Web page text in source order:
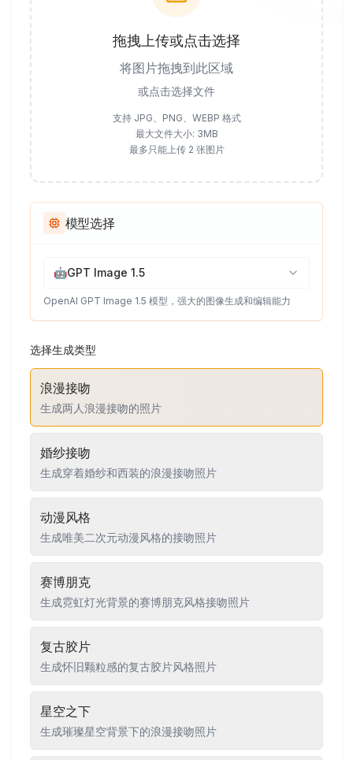
拖拽上传或点击选择
将图片拖拽到此区域
或点击选择文件
支持 JPG、PNG、WEBP 格式
最大文件大小: 3MB
最多只能上传 2 张图片
模型选择
🤖GPT Image 1.5
OpenAI GPT Image 1.5 模型，强大的图像生成和编辑能力
选择生成类型
浪漫接吻
生成两人浪漫接吻的照片
婚纱接吻
生成穿着婚纱和西装的浪漫接吻照片
动漫风格
生成唯美二次元动漫风格的接吻照片
赛博朋克
生成霓虹灯光背景的赛博朋克风格接吻照片
复古胶片
生成怀旧颗粒感的复古胶片风格照片
星空之下
生成璀璨星空背景下的浪漫接吻照片